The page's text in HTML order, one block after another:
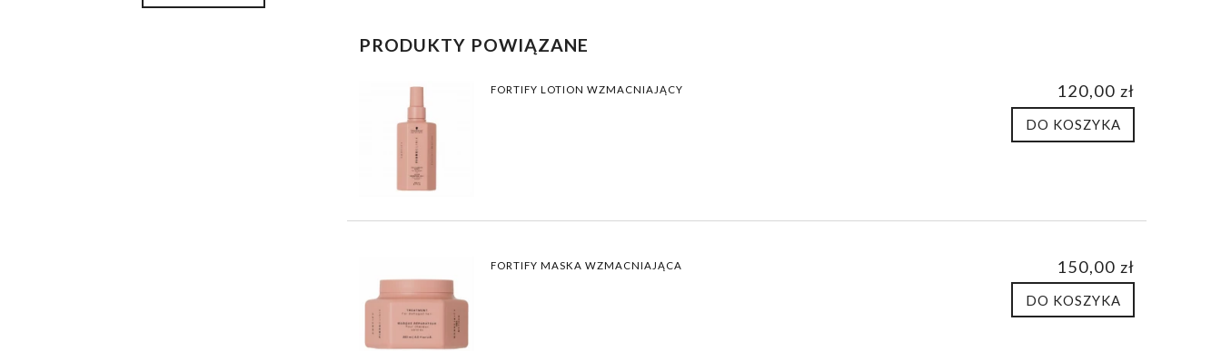
PRODUKTY POWIĄZANE
FORTIFY LOTION WZMACNIAJĄCY 120,00 zł
DO KOSZYKA
FORTIFY MASKA WZMACNIAJĄCA 150,00 zł
DO KOSZYKA